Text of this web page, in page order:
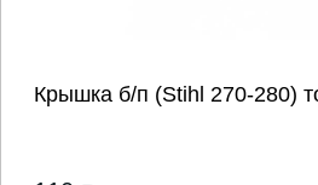
Крышка б/п (Stihl 270-280)